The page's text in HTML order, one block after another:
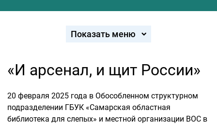
Показать меню
«И арсенал, и щит России»
20 февраля 2025 года в Обособленном структурном
подразделении ГБУК «Самарская областная
библиотека для слепых» и местной организации ВОС в